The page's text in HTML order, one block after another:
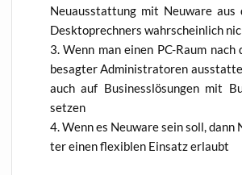
Neu­aus­stat­tung mit Neu­wa­re aus
Desk­top­rech­ners wahr­schein­lich
Wenn man einen PC-Raum nach
besag­ter Admi­nis­tra­to­ren
auch auf Busi­ness­lö­sun­gen mit
setzen
Wenn es Neu­wa­re sein soll, dann
ter einen fle­xi­blen Ein­satz erlaubt